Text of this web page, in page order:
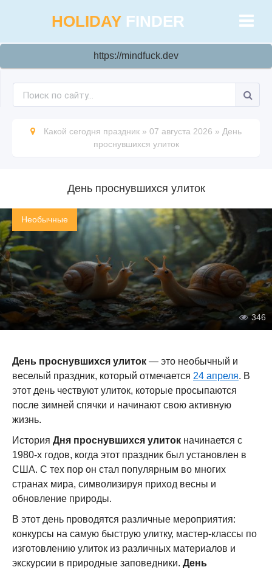
HOLIDAY FINDER
https://mindfuck.dev
Какой сегодня праздник » 07 августа 2026 » День
проснувшихся улиток
День проснувшихся улиток
Необычные
346
День проснувшихся улиток — это необычный и
веселый праздник, который отмечается 24 апреля. В
этот день чествуют улиток, которые просыпаются
после зимней спячки и начинают свою активную
жизнь.
История Дня проснувшихся улиток начинается с
1980-х годов, когда этот праздник был установлен в
США. С тех пор он стал популярным во многих
странах мира, символизируя приход весны и
обновление природы.
В этот день проводятся различные мероприятия:
конкурсы на самую быструю улитку, мастер-классы по
изготовлению улиток из различных материалов и
экскурсии в природные заповедники. День